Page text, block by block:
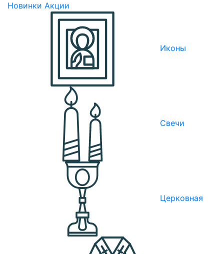
Новинки Акции
Иконы
Свечи
Церковная